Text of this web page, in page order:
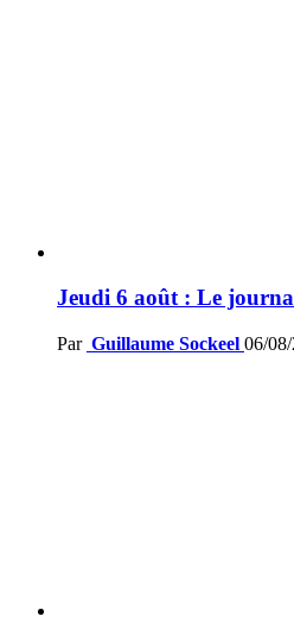
Jeudi 6 août : Le
Par Guillaume Sockeel 06/